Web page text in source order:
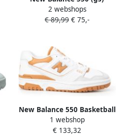
Basketball Schoenen white
maat: 38.5 beschikbare
2 webshops
€ 89,99 € 75,-
New Balance 550 Basketball
Schoenen munsell white
maat: 46.5 beschikbare
1 webshop
€ 133,32